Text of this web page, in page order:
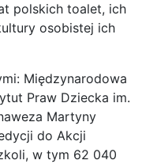
polskich toalet, ich
osobistej ich
Międzynarodowa
Praw Dziecka im.
Martyny
do Akcji
w tym 62 040